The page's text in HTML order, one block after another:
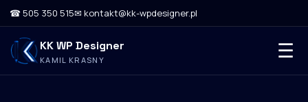
☎ 505 350 515✉ kontakt@kk-wpdesigner.pl
KK WP Designer
KAMIL KRASNY ☰